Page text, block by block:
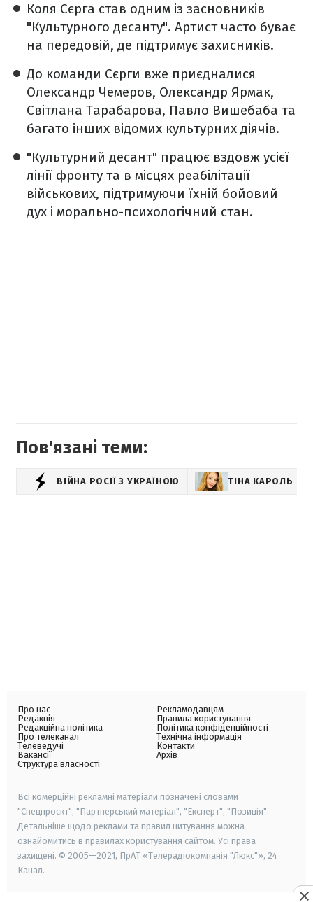
Коля Сєрга став одним із засновників
"Культурного десанту". Артист часто буває
на передовій, де підтримує захисників.
До команди Сєрги вже приєдналися
Олександр Чемеров, Олександр Ярмак,
Світлана Тарабарова, Павло Вишебаба та
багато інших відомих культурних діячів.
"Культурний десант" працює вздовж усієї
лінії фронту та в місцях реабілітації
військових, підтримуючи їхній бойовий
дух і морально-психологічний стан.
Пов'язані теми:
ВІЙНА РОСІЇ З УКРАЇНОЮ ТІНА КАРОЛЬ
Про нас
Редакція
Редакційна політика
Про телеканал
Телеведучі
Вакансії
Структура власності
Рекламодавцям
Правила користування
Політика конфіденційності
Технічна інформація
Контакти
Архів
Всі комерційні рекламні матеріали позначені словами
"Спецпроєкт", "Партнерський матеріал", "Експерт", "Позиція".
Детальніше щодо реклами та правил цитування можна
ознайомитись в правилах користування сайтом. Усі права
захищені. © 2005—2021, ПрАТ «Телерадіокомпанія "Люкс"», 24
Канал.